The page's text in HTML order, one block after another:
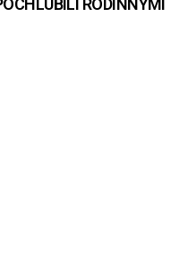
RODINNÝMI